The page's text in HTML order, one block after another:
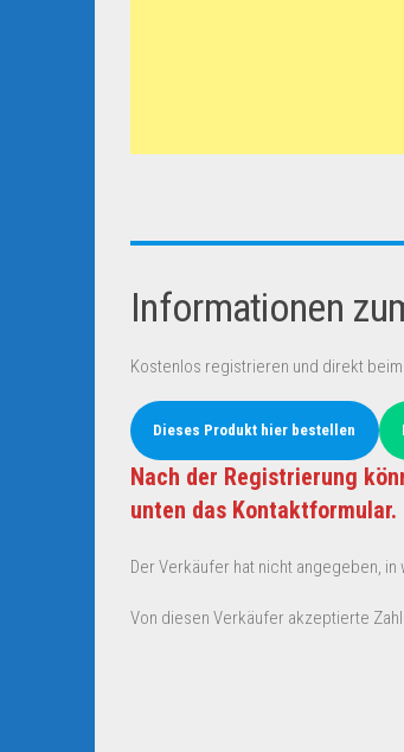
Informationen
Kostenlos registrieren und direkt
Dieses Produkt hier bestellen
Nach der Registrierung
unten das Kontaktformular.
Der Verkäufer hat nicht angegeben,
Von diesen Verkäufer akzeptierte